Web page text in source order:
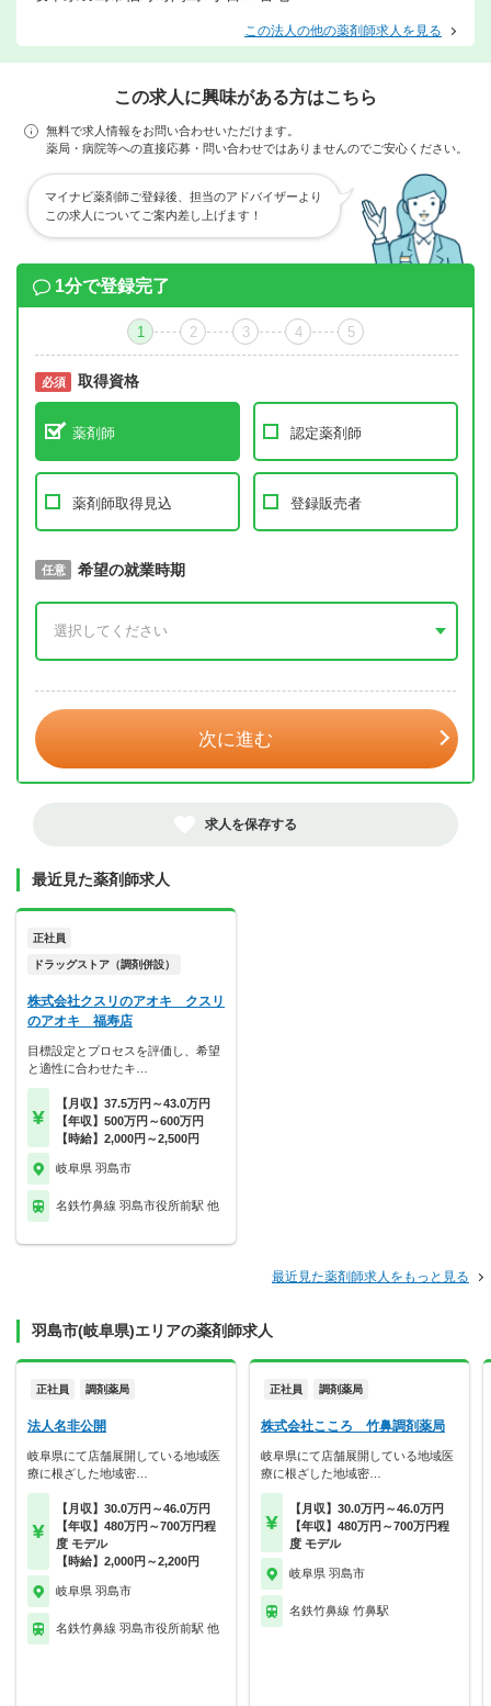
この法人の他の薬剤師求人を見る
この求人に興味がある方はこちら
無料で求人情報をお問い合わせいただけます。
薬局・病院等への直接応募・問い合わせではありませんのでご安心ください。
マイナビ薬剤師ご登録後、担当のアドバイザーより
この求人についてご案内差し上げます！
1分で登録完了
1 2 3 4 5
必須 取得資格
薬剤師 認定薬剤師
薬剤師取得見込 登録販売者
必須 取得予定年
任意 希望の就業時期
次に進む
求人を保存する
最近見た薬剤師求人
正社員
ドラッグストア（調剤併設）
株式会社クスリのアオキ クスリ
のアオキ 福寿店
目標設定とプロセスを評価し、希望
と適性に合わせたキ…
【月収】37.5万円～43.0万円
【年収】500万円～600万円
【時給】2,000円～2,500円
岐阜県 羽島市
名鉄竹鼻線 羽島市役所前駅 他
最近見た薬剤師求人をもっと見る
羽島市(岐阜県)エリアの薬剤師求人
正社員 調剤薬局
法人名非公開
岐阜県にて店舗展開している地域医
療に根ざした地域密…
【月収】30.0万円～46.0万円
【年収】480万円～700万円程
度 モデル
【時給】2,000円～2,200円
岐阜県 羽島市
名鉄竹鼻線 羽島市役所前駅 他
正社員 調剤薬局
株式会社こころ 竹鼻調剤薬局
岐阜県にて店舗展開している地域医
療に根ざした地域密…
【月収】30.0万円～46.0万円
【年収】480万円～700万円程
度 モデル
岐阜県 羽島市
名鉄竹鼻線 竹鼻駅